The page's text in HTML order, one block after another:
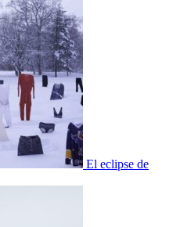
El eclipse de